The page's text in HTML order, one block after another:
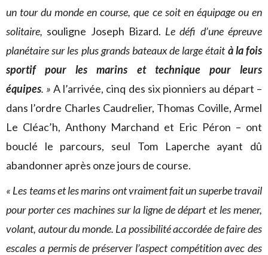
un tour du monde en course, que ce soit en équipage ou en
solitaire, souligne Joseph Bizard. Le défi d’une épreuve
planétaire sur les plus grands bateaux de large étaità la fois
sportif pour les marins et technique pour leurs
équipes. »A l’arrivée, cinq des six pionniers au départ –
dans l’ordre Charles Caudrelier, Thomas Coville, Armel
Le Cléac’h, Anthony Marchand et Eric Péron – ont
bouclé le parcours, seul Tom Laperche ayant dû
abandonner après onze jours de course.
« Les teams et les marins ont vraiment fait un superbe travail
pour porter ces machines sur la ligne de départ et les mener,
volant, autour du monde. La possibilité accordée de faire des
escales a permis de préserver l’aspect compétition avec des